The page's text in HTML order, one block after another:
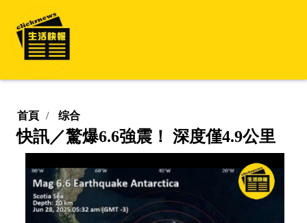
首頁 综合
快訊／驚爆6.6強震！ 深度僅4.9公里